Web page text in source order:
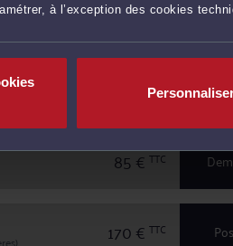
à l’exception des cookies
85 € TTC
85 €TTC
85 €TTC
170 € TTC